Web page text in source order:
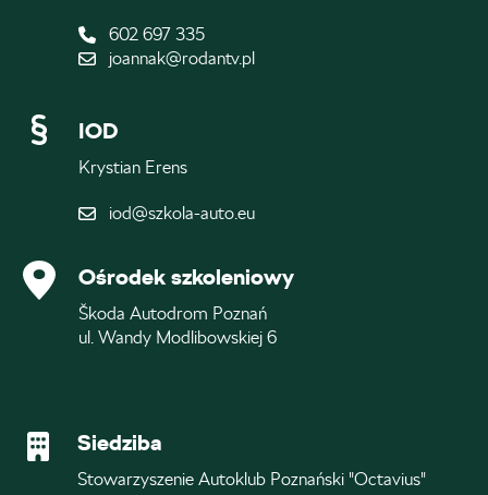
602 697 335
joannak@rodantv.pl
IOD
Krystian Erens
iod@szkola-auto.eu
Ośrodek szkoleniowy
Škoda Autodrom Poznań
ul. Wandy Modlibowskiej 6
Siedziba
Stowarzyszenie Autoklub Poznański "Octavius"